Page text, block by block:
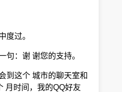
度过。
：谢 谢您的支持。
到这个 城市的聊天室和
月时间，我的QQ好友